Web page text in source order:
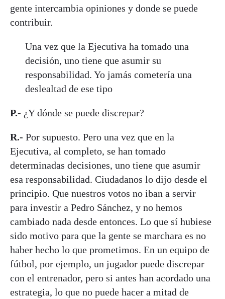
gente intercambia opiniones y donde se puede
contribuir.
Una vez que la Ejecutiva ha tomado una
decisión, uno tiene que asumir su
responsabilidad. Yo jamás cometería una
deslealtad de ese tipo
P.- ¿Y dónde se puede discrepar?
R.- Por supuesto. Pero una vez que en la
Ejecutiva, al completo, se han tomado
determinadas decisiones, uno tiene que asumir
esa responsabilidad. Ciudadanos lo dijo desde el
principio. Que nuestros votos no iban a servir
para investir a Pedro Sánchez, y no hemos
cambiado nada desde entonces. Lo que sí hubiese
sido motivo para que la gente se marchara es no
haber hecho lo que prometimos. En un equipo de
fútbol, por ejemplo, un jugador puede discrepar
con el entrenador, pero si antes han acordado una
estrategia, lo que no puede hacer a mitad de